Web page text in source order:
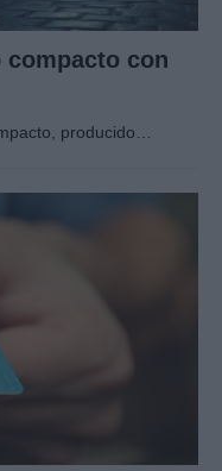
compacto con
producido…